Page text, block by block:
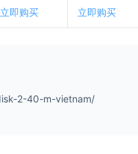
立即购买 立即购买
2-40-m-vietnam/